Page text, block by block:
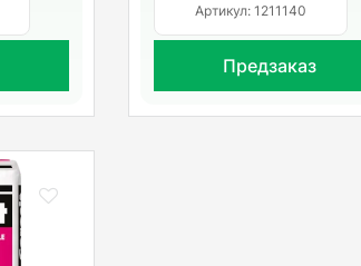
Артикул: 1211140
Предзаказ